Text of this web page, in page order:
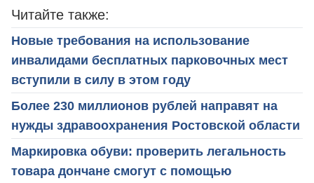
Читайте также:
Новые требования на использование
инвалидами бесплатных парковочных мест
вступили в силу в этом году
Более 230 миллионов рублей направят на
нужды здравоохранения Ростовской области
Маркировка обуви: проверить легальность
товара дончане смогут с помощью